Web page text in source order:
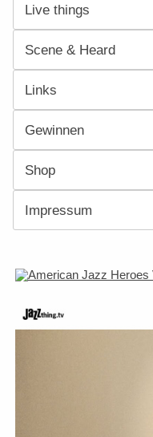
Live things
Scene & Heard
Links
Gewinnen
Shop
Impressum